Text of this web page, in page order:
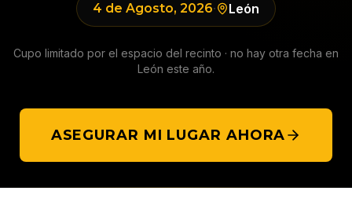
4 de Agosto, 2026· León
Cupo limitado por el espacio del recinto · no hay otra fecha en
León este año.
ASEGURAR MI LUGAR AHORA